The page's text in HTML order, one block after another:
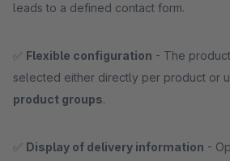
leads to a defined contact form.
✅ Flexible configuration - The
selected either directly per product or
product groups.
✅ Display of delivery information -